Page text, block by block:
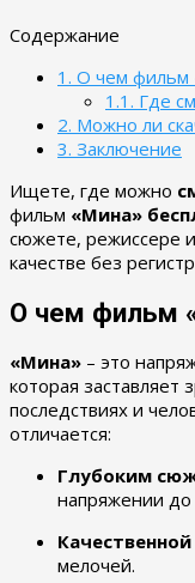
Содержание
1. О чем фильм
1.1. Где
2. Можно ли
3. Заключение
Ищете, где можно
фильм «Мина»
сюжете, режиссере
качестве без
О чем фильм
«Мина» – это
которая заставляет
последствиях и
отличается:
Глубоким
напряжении
мелочей.